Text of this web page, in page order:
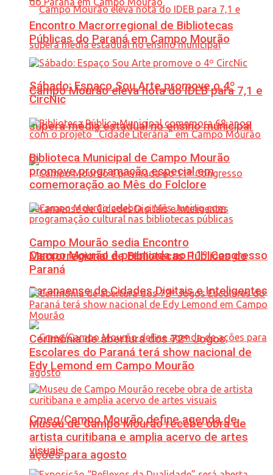
Campo Mourão eleva nota do IDEB para 7,1 e
supera média estadual no ensino municipal
Campo Mourão é premiada no 11º Congresso
Paranaense de Cidades Digitais e Inteligentes
Cmeg/Campo Mourão define agenda de
ações para agosto
Encontro Macrorregional de Bibliotecas
Públicas do Paraná em Campo Mourão
Sábado: Espaço Sou Arte promove o 4º
CircNic
Biblioteca Municipal de Campo Mourão
promove programação especial em
comemoração ao Mês do Folclore
Campo Mourão sedia Encontro
Macrorregional de Bibliotecas Públicas do
Paraná
Cerimônia de abertura dos 72º Jogos
Escolares do Paraná terá show nacional de
Edy Lemond em Campo Mourão
Museu de Campo Mourão recebe obra de
artista curitibana e amplia acervo de artes
visuais